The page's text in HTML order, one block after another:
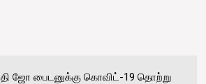
ஜோ பைடனுக்கு கொவிட்-19 தொற்று